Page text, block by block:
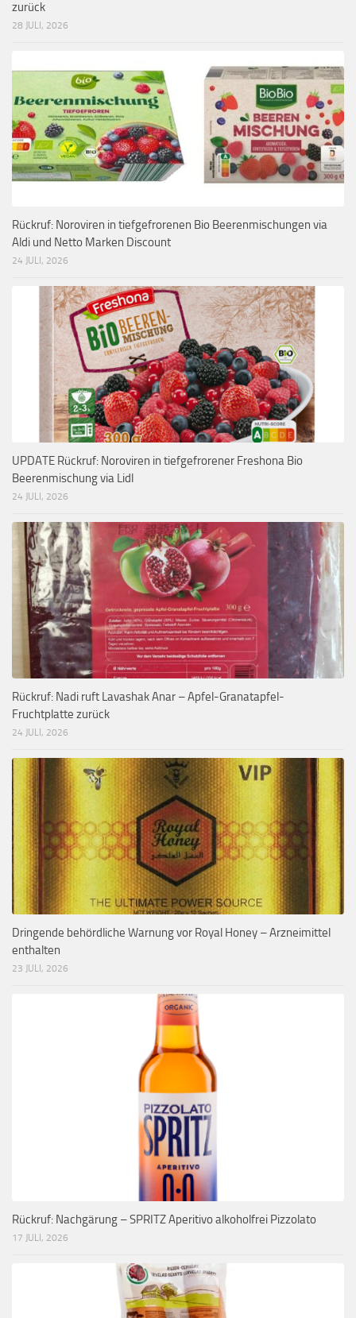
zurück
28 JULI, 2026
Rückruf: Noroviren in tiefgefrorenen Bio Beerenmischungen via
Aldi und Netto Marken Discount
24 JULI, 2026
UPDATE Rückruf: Noroviren in tiefgefrorener Freshona Bio
Beerenmischung via Lidl
24 JULI, 2026
Rückruf: Nadi ruft Lavashak Anar – Apfel-Granatapfel-
Fruchtplatte zurück
24 JULI, 2026
Dringende behördliche Warnung vor Royal Honey – Arzneimittel
enthalten
23 JULI, 2026
Rückruf: Nachgärung – SPRITZ Aperitivo alkoholfrei Pizzolato
17 JULI, 2026